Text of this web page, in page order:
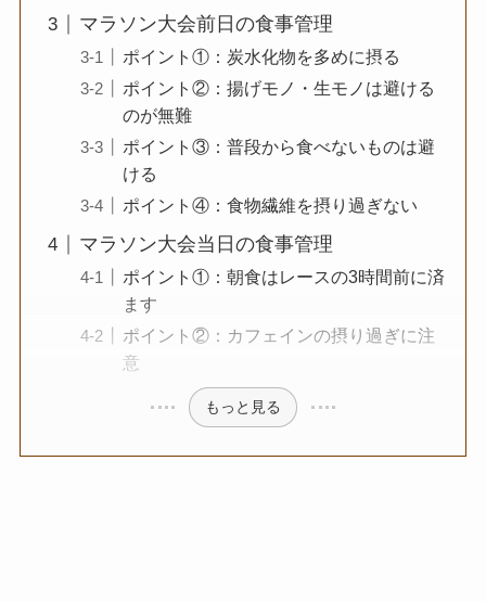
マラソン大会前日の食事管理
ポイント①：炭水化物を多めに摂る
ポイント②：揚げモノ・生モノは避ける
のが無難
ポイント③：普段から食べないものは避
ける
ポイント④：食物繊維を摂り過ぎない
マラソン大会当日の食事管理
ポイント①：朝食はレースの3時間前に済
ます
ポイント②：カフェインの摂り過ぎに注
意
もっと見る